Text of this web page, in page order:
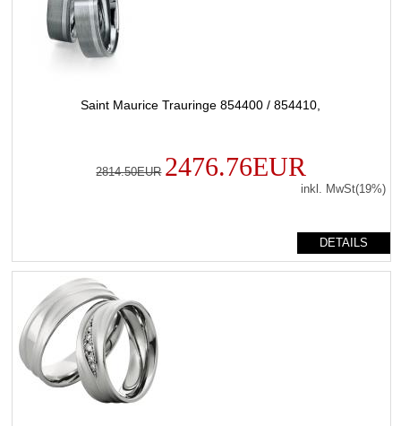
Saint Maurice Trauringe 854400 / 854410,
2814.50EUR 2476.76EUR
inkl. MwSt(19%)
DETAILS